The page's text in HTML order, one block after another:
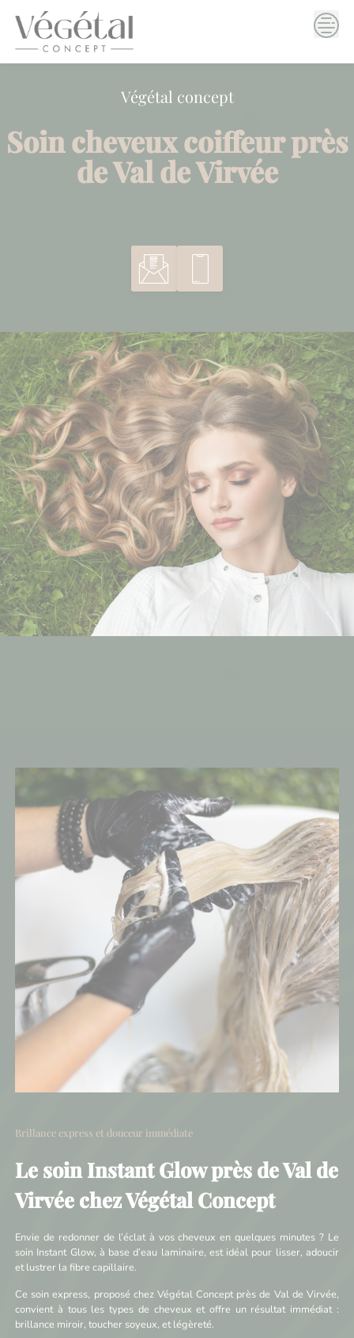
content
Végétal concept
Soin cheveux coiffeur près
de Val de Virvée
Brillance express et douceur immédiate
Le soin Instant Glow près de Val de
Virvée chez Végétal Concept
Envie de redonner de l’éclat à vos cheveux en quelques minutes ? Le
soin Instant Glow, à base d’eau laminaire, est idéal pour lisser, adoucir
et lustrer la fibre capillaire.
Ce soin express, proposé chez Végétal Concept près de Val de Virvée,
convient à tous les types de cheveux et offre un résultat immédiat :
brillance miroir, toucher soyeux, et légèreté.